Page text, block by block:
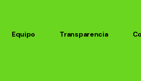
Equipo Transparencia